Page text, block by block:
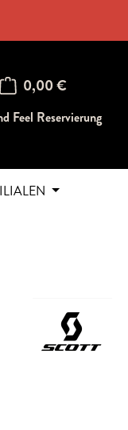
0,00 €
Warenkorb enthält 0
Feel Reservierung